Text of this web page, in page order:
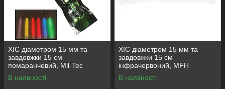
ХІС діаметром 15 мм та
завдовжки 15 см
помаранчевий, Mil-Tec
(Німеччина)
В наявності
ХІС діаметром 15 мм та
завдовжки 15 см
інфрачервоний, MFH
(Німеччина)
В наявності